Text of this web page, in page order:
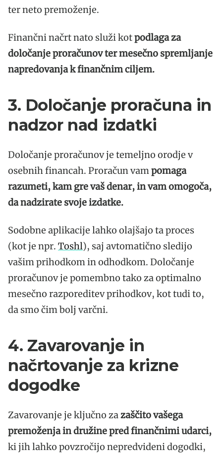
ter neto premoženje.
Finančni načrt nato služi kotpodlaga za
določanje proračunov ter mesečno spremljanje
napredovanja k finančnim ciljem.
3. Določanje proračuna in
nadzor nad izdatki
Določanje proračunov je temeljno orodje v
osebnih financah. Proračun vam pomaga
razumeti, kam gre vaš denar, in vam omogoča,
da nadzirate svoje izdatke.
Sodobne aplikacije lahko olajšajo ta proces
(kot je npr. Toshl), saj avtomatično sledijo
vašim prihodkom in odhodkom. Določanje
proračunov je pomembno tako za optimalno
mesečno razporeditev prihodkov, kot tudi to,
da smo čim bolj varčni.
4. Zavarovanje in
načrtovanje za krizne
dogodke
Zavarovanje je ključno za zaščito vašega
premoženja in družine pred finančnimi udarci,
ki jih lahko povzročijo nepredvideni dogodki,